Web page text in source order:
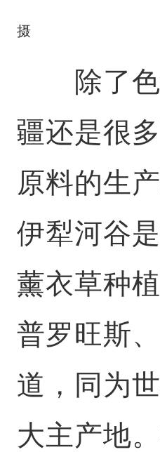
摄
除了色
疆还是很
原料的生
伊犁河谷
薰衣草种
普罗旺斯
道，同为
大主产地